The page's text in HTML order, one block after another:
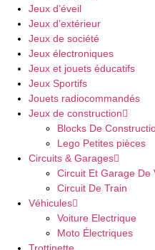
Jeux d’éveil
Jeux d’extérieur
Jeux de société
Jeux électroniques
Jeux et jouets éducatifs
Jeux Sportifs
Jouets radiocommandés
Jeux de construction
Blocks De
Lego Petites pièces
Circuits & Garages
Circuit Et Garage De
Circuit De Train
Véhicules
Voiture Electrique
Moto Électriques